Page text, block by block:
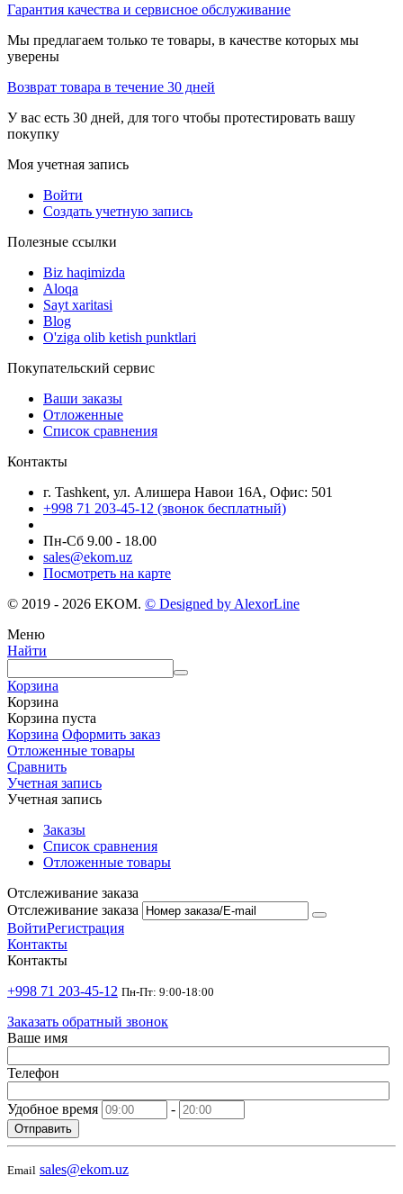
Гарантия качества и сервисное обслуживание
Мы предлагаем только те товары, в качестве которых мы
уверены
Возврат товара в течение 30 дней
У вас есть 30 дней, для того чтобы протестировать вашу
покупку
Моя учетная запись
Войти
Создать учетную запись
Полезные ссылки
Biz haqimizda
Aloqa
Sayt xaritasi
Blog
O'ziga olib ketish punktlari
Покупательский сервис
Ваши заказы
Отложенные
Список сравнения
Контакты
г. Tashkent, ул. Алишера Навои 16А, Офис: 501
+998 71 203-45-12 (звонок бесплатный)
Пн-Cб 9.00 - 18.00
sales@ekom.uz
Посмотреть на карте
© 2019 - 2026 EKOM. © Designed by AlexorLine
Меню
Найти
Корзина
Корзина
Корзина пуста
Корзина Оформить заказ
Отложенные товары
Сравнить
Учетная запись
Учетная запись
Заказы
Список сравнения
Отложенные товары
Отслеживание заказа
Отслеживание заказа
ВойтиРегистрация
Контакты
Контакты
+998 71 203-45-12 Пн-Пт: 9:00-18:00
Заказать обратный звонок
Ваше имя
Телефон
Удобное время -
Отправить
Email sales@ekom.uz